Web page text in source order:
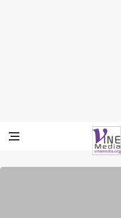
Vine Media
葡萄樹傳媒